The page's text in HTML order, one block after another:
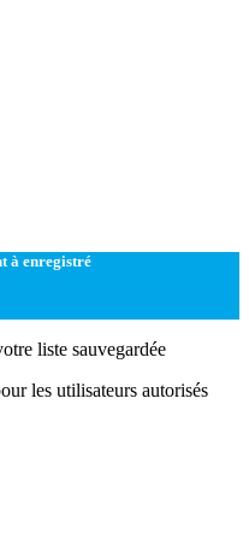
à enregistré
liste sauvegardée
les utilisateurs autorisés